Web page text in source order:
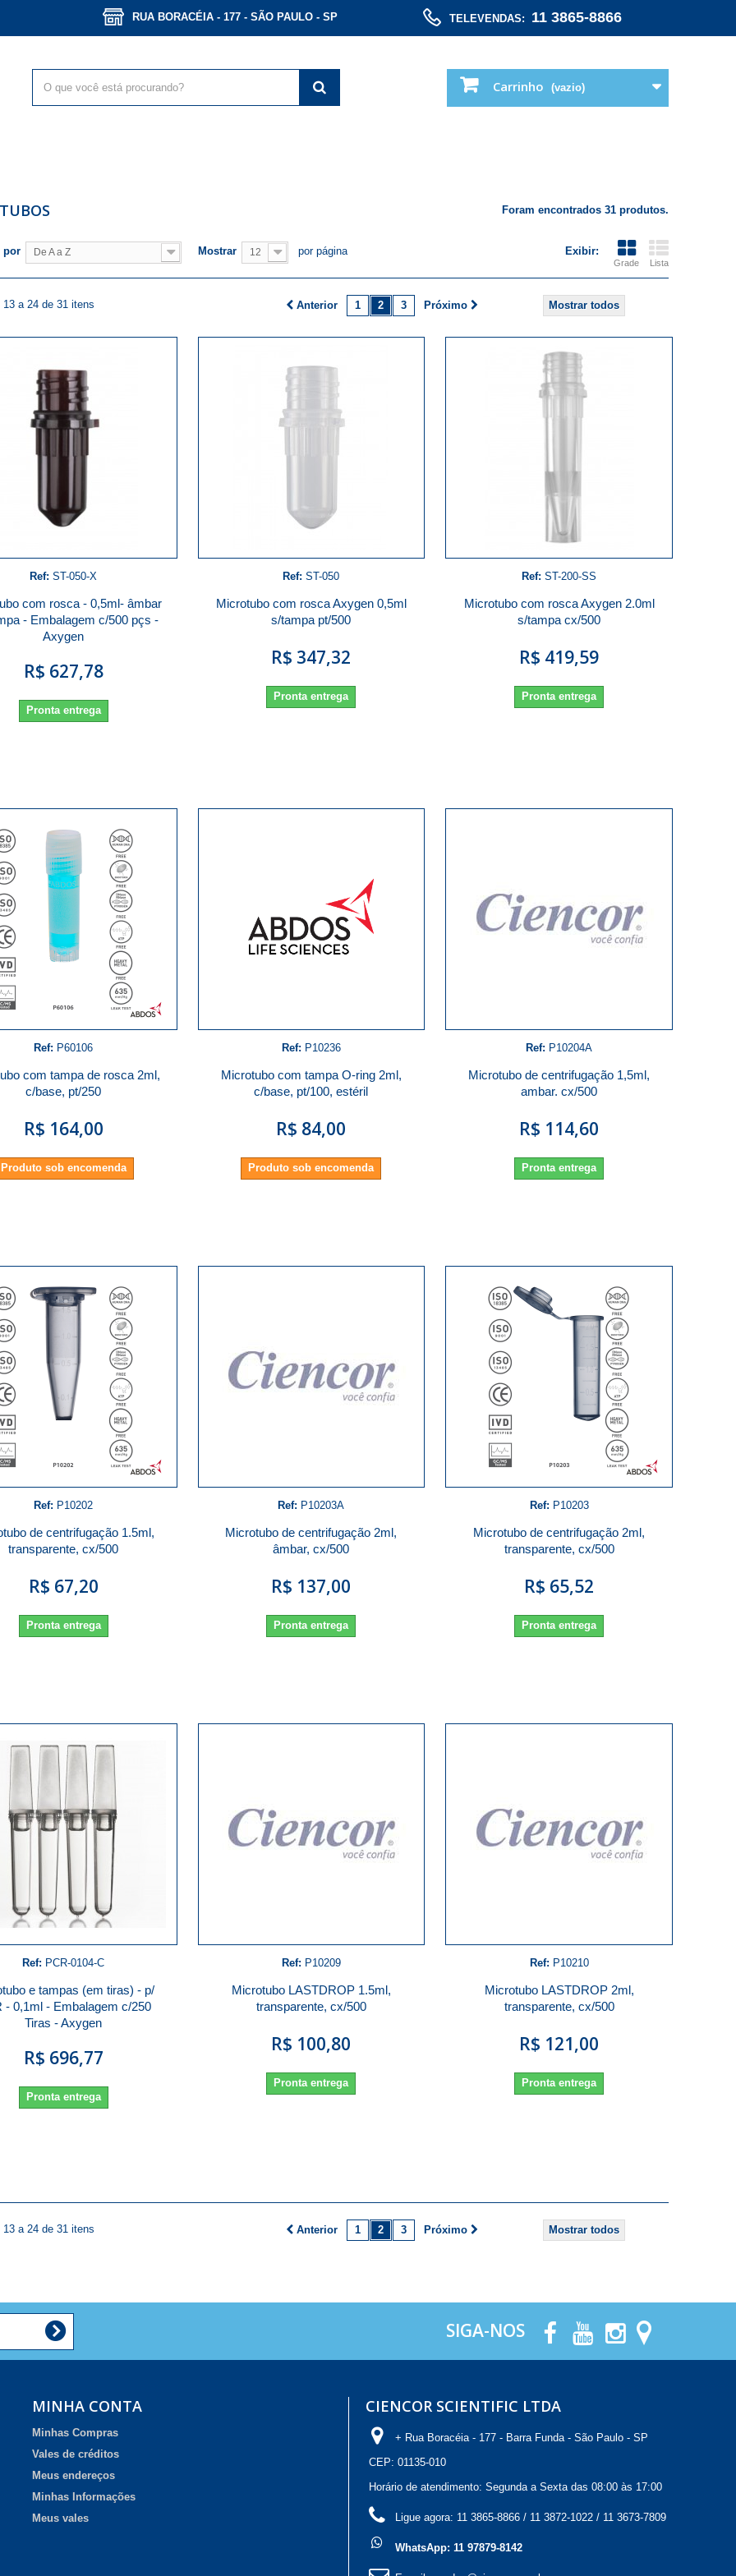
TELEVENDAS: 11 3865-8866
RUA BORACÉIA - 177 - SÃO PAULO - SP
Carrinho (vazio)
Foram encontrados 31 produtos.
Exibir:
Grade Lista
por De A a Z Mostrar 12 por página
Mostrar todos
Anterior 1 2 3 Próximo
13 a 24 de 31 itens
Ref: ST-050-X
com rosca - 0,5ml- âmbar
- Embalagem c/500 pçs -
Axygen
R$ 627,78
Pronta entrega
Ref: ST-050
Microtubo com rosca Axygen 0,5ml
s/tampa pt/500
R$ 347,32
Pronta entrega
Ref: ST-200-SS
Microtubo com rosca Axygen 2.0ml
s/tampa cx/500
R$ 419,59
Pronta entrega
Ref: P60106
com tampa de rosca 2ml,
c/base, pt/250
R$ 164,00
Produto sob encomenda
Ref: P10236
Microtubo com tampa O-ring 2ml,
c/base, pt/100, estéril
R$ 84,00
Produto sob encomenda
Ref: P10204A
Microtubo de centrifugação 1,5ml,
ambar. cx/500
R$ 114,60
Pronta entrega
Ref: P10202
de centrifugação 1.5ml,
transparente, cx/500
R$ 67,20
Pronta entrega
Ref: P10203A
Microtubo de centrifugação 2ml,
âmbar, cx/500
R$ 137,00
Pronta entrega
Ref: P10203
Microtubo de centrifugação 2ml,
transparente, cx/500
R$ 65,52
Pronta entrega
Ref: PCR-0104-C
e tampas (em tiras) - p/
- 0,1ml - Embalagem c/250
Tiras - Axygen
R$ 696,77
Pronta entrega
Ref: P10209
Microtubo LASTDROP 1.5ml,
transparente, cx/500
R$ 100,80
Pronta entrega
Ref: P10210
Microtubo LASTDROP 2ml,
transparente, cx/500
R$ 121,00
Pronta entrega
Mostrar todos
Anterior 1 2 3 Próximo
13 a 24 de 31 itens
SIGA-NOS
MINHA CONTA
Minhas Compras
Vales de créditos
Meus endereços
Minhas Informações
Meus vales
CIENCOR SCIENTIFIC LTDA
+ Rua Boracéia - 177 - Barra Funda - São Paulo - SP
CEP: 01135-010
Horário de atendimento: Segunda a Sexta das 08:00 às 17:00
Ligue agora: 11 3865-8866 / 11 3872-1022 / 11 3673-7809
WhatsApp: 11 97879-8142